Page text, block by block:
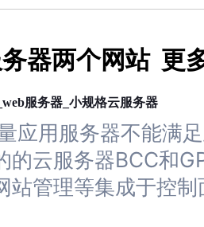
内容运营等8款数字员工焕新上线！免费体验！
能体平台
百度智能云灵医
医疗AI大模型，构建覆
百战·数智营销
赋能合作伙伴打造客户
器两个网站更
服务器 _小规格云服务器
应用服务器不能满
的云服务器BCC和
站管理等集成于控